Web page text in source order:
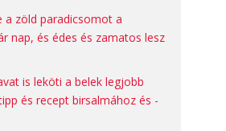
a zöld paradicsomot a
nap, és édes és zamatos lesz
is leköti a belek legjobb
és recept birsalmához és -